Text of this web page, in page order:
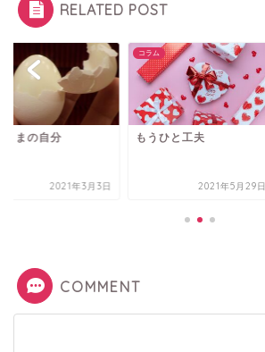
RELATED POST
ままの自分
2021年3月3日
コラム
もうひと工夫
2021年5月29日
COMMENT